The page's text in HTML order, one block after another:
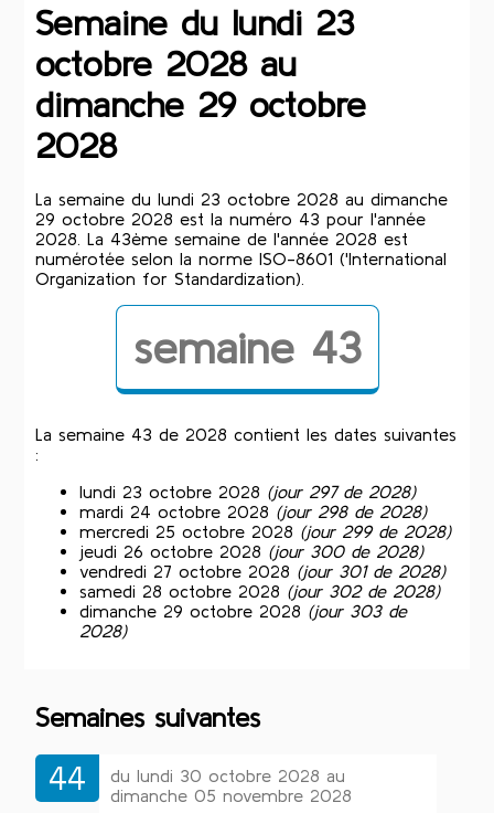
Semaine du lundi 23
octobre 2028 au
dimanche 29 octobre
2028
La semaine du lundi 23 octobre 2028 au dimanche
29 octobre 2028 est la numéro 43 pour l'année
2028. La 43ème semaine de l'année 2028 est
numérotée selon la norme ISO-8601 ('International
Organization for Standardization).
semaine 43
La semaine 43 de 2028 contient les dates suivantes
:
lundi 23 octobre 2028 (jour 297 de 2028)
mardi 24 octobre 2028 (jour 298 de 2028)
mercredi 25 octobre 2028 (jour 299 de 2028)
jeudi 26 octobre 2028 (jour 300 de 2028)
vendredi 27 octobre 2028 (jour 301 de 2028)
samedi 28 octobre 2028 (jour 302 de 2028)
dimanche 29 octobre 2028 (jour 303 de
2028)
Semaines suivantes
44
du lundi 30 octobre 2028 au
dimanche 05 novembre 2028